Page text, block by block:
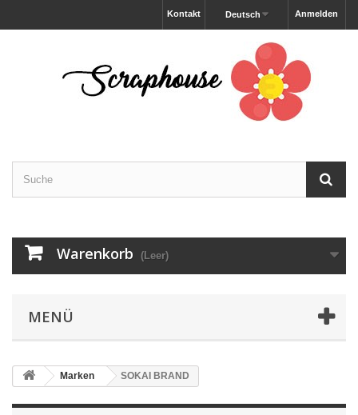
Anmelden
Deutsch
Kontakt
Warenkorb (Leer)
MENÜ
Marken SOKAI BRAND